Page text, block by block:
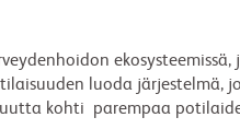
ekosysteemissä,
luoda järjestelmä,
kohti parempaa